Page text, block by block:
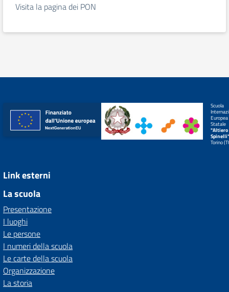
Visita la pagina dei PON
Scuola
Europea
Statale
"Altiero
Torino
Link esterni
La scuola
Presentazione
I luoghi
Le persone
I numeri della scuola
Le carte della scuola
Organizzazione
La storia